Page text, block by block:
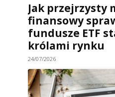
Jak przejrzysty
finansowy
fundusze ETF
królami rynku
24/07/2026